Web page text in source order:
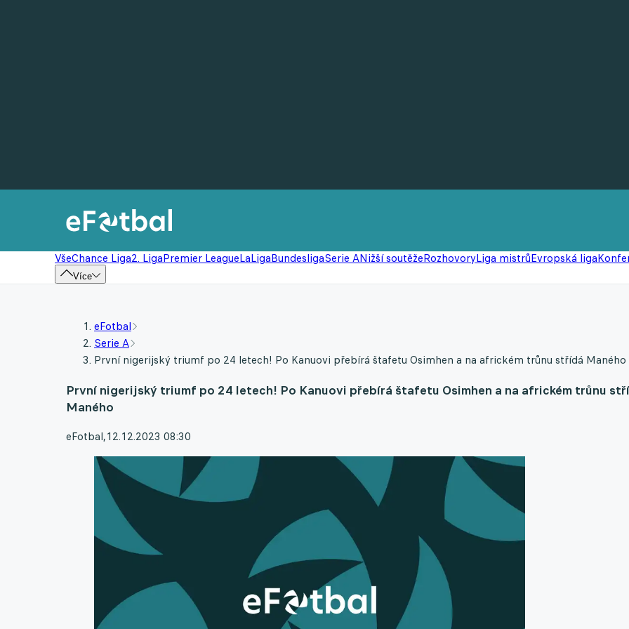
VšeChance Liga2. LigaPremier LeagueLaLigaBundesligaSerie ANižší soutěžeRozhovoryLiga mistrůEvropská liga
Více
eFotbal
Serie A
První nigerijský triumf po 24 letech! Po Kanuovi přebírá štafetu Osimhen a na africkém trůnu střídá Maného
První nigerijský triumf po 24 letech! Po Kanuovi přebírá štafetu Osimhen a na africkém trůnu
Maného
eFotbal,12.12.2023 08:30